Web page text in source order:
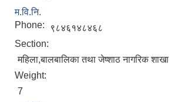
म.वि.नि.
Phone:
९८४६१४८४६८
Section:
महिला,बालबालिका तथा जेष्शाठ नागरिक शाखा
Weight:
7